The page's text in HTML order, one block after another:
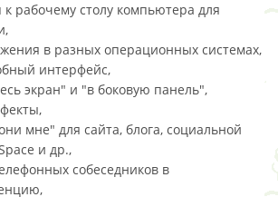
рабочему столу компьютера для
в разных операционных системах,
интерфейс,
экран" и "в боковую панель",
мне" для сайта, блога, социальной
и др.,
собеседников в